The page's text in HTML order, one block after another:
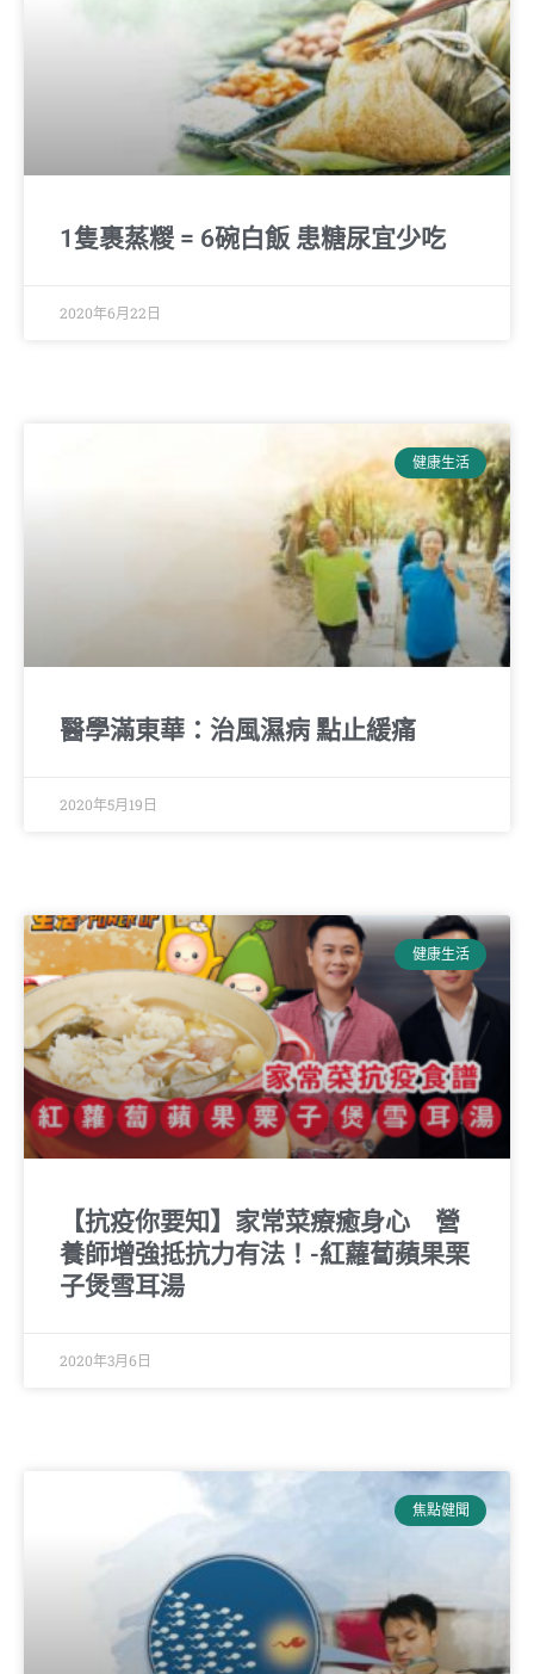
1隻裹蒸糉 = 6碗白飯 患糖尿宜少吃
2020年6月22日
健康生活
醫學滿東華：治風濕病 點止緩痛
2020年5月19日
健康生活
【抗疫你要知】家常菜療癒身心 營
養師增強抵抗力有法！-紅蘿蔔蘋果栗
子煲雪耳湯
2020年3月6日
焦點健聞